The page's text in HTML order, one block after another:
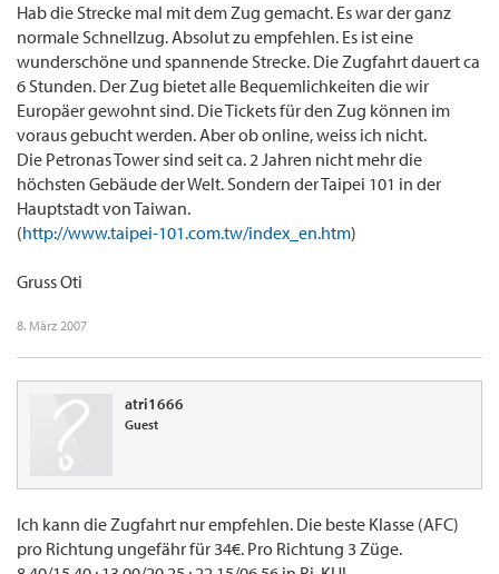
Hab die Strecke mal mit dem Zug gemacht. Es war der ganz
normale Schnellzug. Absolut zu empfehlen. Es ist eine
wunderschöne und spannende Strecke. Die Zugfahrt dauert ca
6 Stunden. Der Zug bietet alle Bequemlichkeiten die wir
Europäer gewohnt sind. Die Tickets für den Zug können im
voraus gebucht werden. Aber ob online, weiss ich nicht.
Die Petronas Tower sind seit ca. 2 Jahren nicht mehr die
höchsten Gebäude der Welt. Sondern der Taipei 101 in der
Hauptstadt von Taiwan.
(http://www.taipei-101.com.tw/index_en.htm)
Gruss Oti
8. März 2007
atri1666
Guest
Ich kann die Zugfahrt nur empfehlen. Die beste Klasse (AFC)
pro Richtung ungefähr für 34€. Pro Richtung 3 Züge.